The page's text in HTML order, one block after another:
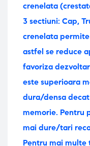
crenelata
3 sectiuni: Cap,
crenelata
astfel se reduce
favoriza
este superioara
dura/densa
memorie. Pentru
mai dure/tari
Pentru mai multe